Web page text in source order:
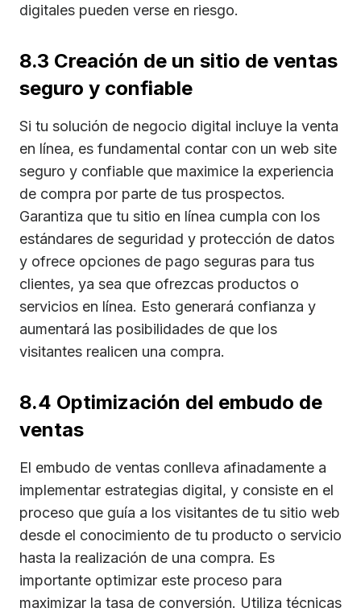
digitales pueden verse en riesgo.
8.3 Creación de un sitio de ventas
seguro y confiable
Si tu solución de negocio digital incluye la venta
en línea, es fundamental contar con un web site
seguro y confiable que maximice la experiencia
de compra por parte de tus prospectos.
Garantiza que tu sitio en línea cumpla con los
estándares de seguridad y protección de datos
y ofrece opciones de pago seguras para tus
clientes, ya sea que ofrezcas productos o
servicios en línea. Esto generará confianza y
aumentará las posibilidades de que los
visitantes realicen una compra.
8.4 Optimización del embudo de
ventas
El embudo de ventas conlleva afinadamente a
implementar estrategias digital, y consiste en el
proceso que guía a los visitantes de tu sitio web
desde el conocimiento de tu producto o servicio
hasta la realización de una compra. Es
importante optimizar este proceso para
maximizar la tasa de conversión. Utiliza técnicas